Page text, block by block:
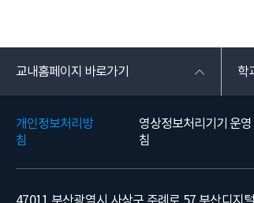
교내홈페이지 바로가기 학
개인정보처리방
침
영상정보처리기기 운영
침
47011 부산광역시 사상구 주례로 57 부산디지